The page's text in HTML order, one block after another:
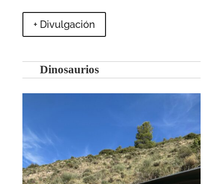
+ Divulgación
Dinosaurios